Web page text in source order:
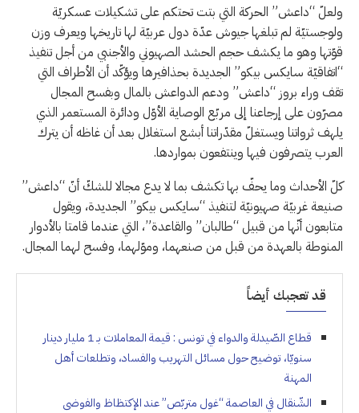
ولعلّ “داعش” الحركة التي بتت تحتكم على تشكيلات عسكريّة
ولوجستيّة لم تبلغها جيوش عدّة دول عربيّة لها تاريخها ويعرف وزن
قوّتها وهو ما يكشف حجم الحشد الصهيوني والأجنبي من أجل تنفيذ
“اتفاقيّة سايكس بيكو” الجديدة بحذافيرها ويؤكّد أن الأطراف التي
تقف وراء بروز “داعش” ودعم الدواعش بالمال وبفسح المجال
مصرّون على إرجاعنا إلى مربّع الوصاية الأوّل ودائرة المستعمر الذي
يلهف ثرواتنا ويستغلّ مقدّراتنا أبشع استغلال بعد أن غاظه أن يترك
العرب يتصرفون فيها وينتفعون بمواردها.
كلّ الأحداث وما يحفّ بها تكشف بما لا يدع مجالا للشكّ أنّ “داعش”
صنيعة غربيّة صهيونيّة لتنفيذ “سايكس بيكو” الجديدة، ويقول
متابعون أنّها من قبيل “طالبان” والقاعدة”، التي عندما قامتا بالأدوار
المنوطة بالعهدة من قبل من صنعهما، وموّلهما، وفسح لهما المجال.
قد تعجبك أيضاً
قطاع الصّيدلة والدواء في تونس : قيمة المعاملات بـ 1 مليار دينار
سنويّا، توضيح حول مسائل التهريب والفساد، وتطلعات أهل
المهنة
الشّنقال في العاصمة “غول متربّص” عند الإكتظاظ والفوضى